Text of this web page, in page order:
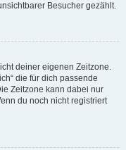
Besucher gezählt.
deiner eigenen Zeitzone.
die für dich passende
Zeitzone kann dabei nur
du noch nicht registriert